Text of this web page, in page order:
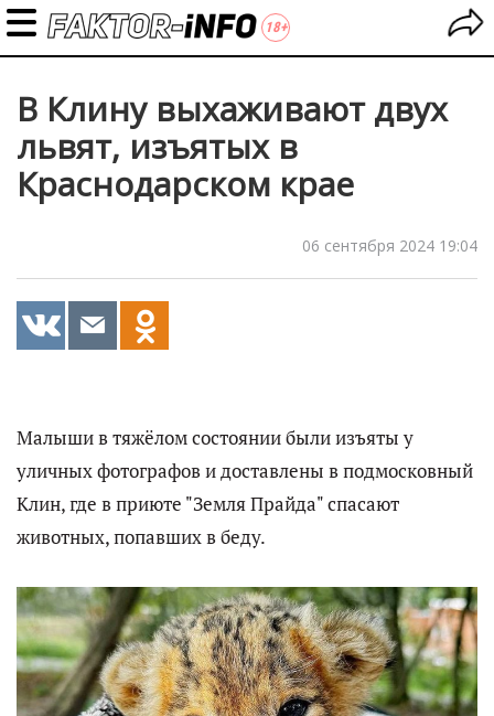
В Клину выхаживают двух
львят, изъятых в
Краснодарском крае
06 сентября 2024 19:04
Малыши в тяжёлом состоянии были изъяты у
уличных фотографов и доставлены в подмосковный
Клин, где в приюте "Земля Прайда" спасают
животных, попавших в беду.